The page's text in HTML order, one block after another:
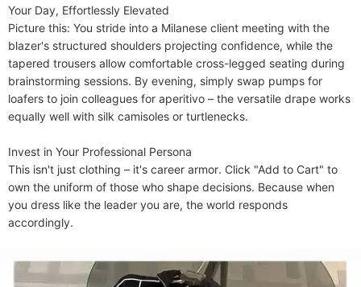
​​Your Day, Effortlessly Elevated​​
Picture this: You stride into a Milanese client meeting with the
blazer's structured shoulders projecting confidence, while the
tapered trousers allow comfortable cross-legged seating during
brainstorming sessions. By evening, simply swap pumps for
loafers to join colleagues for aperitivo – the versatile drape works
equally well with silk camisoles or turtlenecks.
​​Invest in Your Professional Persona​​
This isn't just clothing – it's career armor. Click "Add to Cart" to
own the uniform of those who shape decisions. Because when
you dress like the leader you are, the world responds
accordingly.